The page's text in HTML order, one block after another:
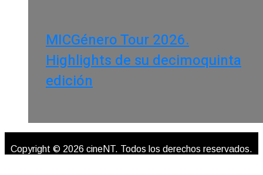
MICGénero Tour 2026.
Highlights de su decimoquinta
edición
Copyright © 2026 cineNT. Todos los derechos reservados.